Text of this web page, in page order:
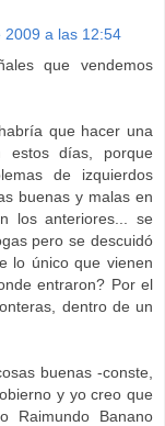
2009 a las 12:54
que vendemos
que hacer una
estos días, porque
de izquierdos
buenas y malas en
los anteriores... se
pero se descuidó
lo único que vienen
entraron? Por el
dentro de un
buenas -conste,
y yo creo que
Raimundo Banano